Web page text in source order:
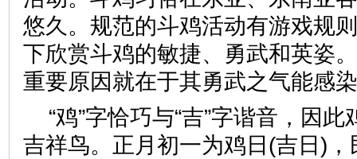
悠久。规范的斗鸡活动有游戏规
下欣赏斗鸡的敏捷、勇武和英姿
重要原因就在于其勇武之气能感
“鸡”字恰巧与“吉”字谐音，因
吉祥鸟。正月初一为鸡日(吉日)